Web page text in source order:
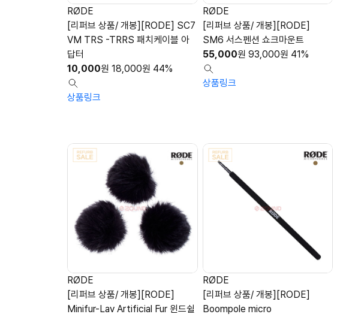
RØDE
[리퍼브 상품/ 개봉][RODE] SC7
VM TRS -TRRS 패치케이블 아
답터
10,000원 18,000원 44%
상품링크
RØDE
[리퍼브 상품/ 개봉][RODE]
SM6 서스펜션 쇼크마운트
55,000원 93,000원 41%
상품링크
RØDE
[리퍼브 상품/ 개봉][RODE]
Minifur-Lav Artificial Fur 윈드쉴
RØDE
[리퍼브 상품/ 개봉][RODE]
Boompole micro